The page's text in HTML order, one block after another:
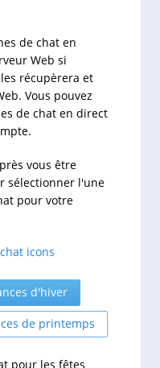
de chat en
Web si
récupèrera et
Vous pouvez
de chat en direct
vous être
sélectionner l'une
pour votre
icons
d'hiver
de printemps
pour les fêtes